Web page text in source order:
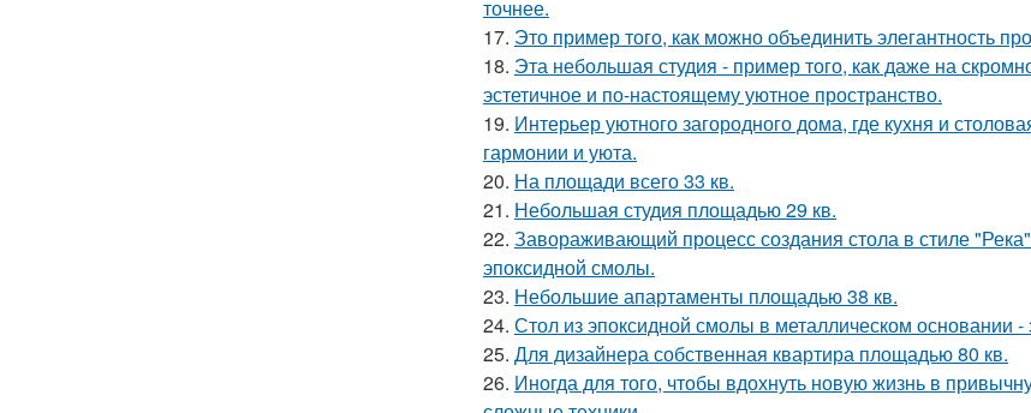
точнее.
17. Это пример того, как можно объединить элегантность
18. Эта небольшая студия - пример того, как даже на
эстетичное и по-настоящему уютное пространство.
19. Интерьер уютного загородного дома, где кухня и
гармонии и уюта.
20. На площади всего 33 кв.
21. Небольшая студия площадью 29 кв.
22. Завораживающий процесс создания стола в стиле
эпоксидной смолы.
23. Небольшие апартаменты площадью 38 кв.
24. Стол из эпоксидной смолы в металлическом основании
25. Для дизайнера собственная квартира площадью 80 кв.
26. Иногда для того, чтобы вдохнуть новую жизнь в